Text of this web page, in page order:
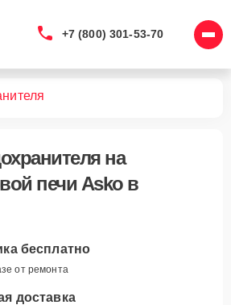
+7 (800) 301-53-70
на
печи Asko в
бесплатно
от ремонта
доставка